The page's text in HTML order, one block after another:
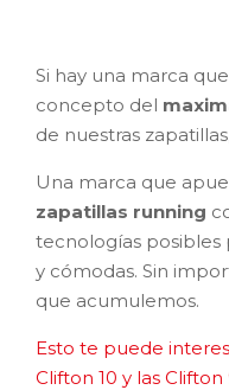
Si hay una marca
concepto del
de nuestras
Una marca que
zapatillas running
tecnologías posibles
y cómodas. Sin
que acumulemos.
Esto te puede
Clifton 10 y las Clifton